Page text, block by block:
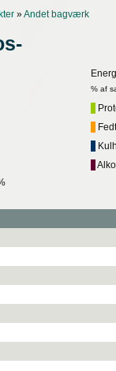
»Andet bagværk
% af